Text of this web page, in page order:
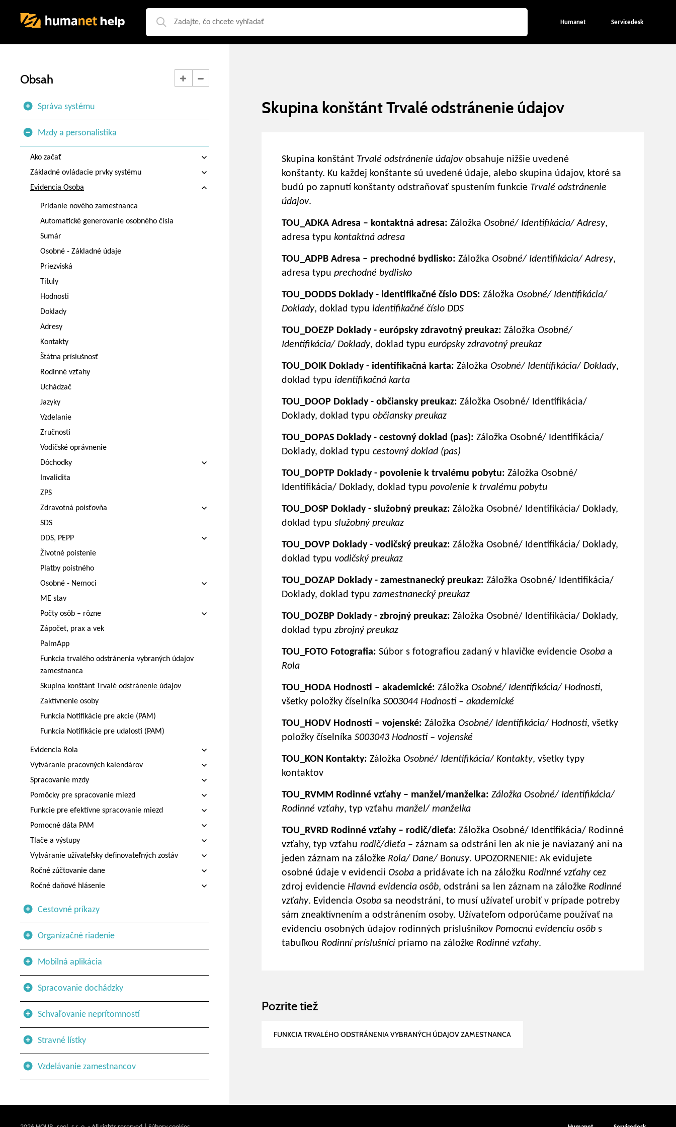
Humanet Servicedesk
Obsah
Správa systému
Mzdy a personalistika
Ako začať
Základné ovládacie prvky systému
Evidencia Osoba
Pridanie nového zamestnanca
Automatické generovanie osobného čísla
Sumár
Osobné - Základné údaje
Priezviská
Tituly
Hodnosti
Doklady
Adresy
Kontakty
Štátna príslušnosť
Rodinné vzťahy
Uchádzač
Jazyky
Vzdelanie
Zručnosti
Vodičské oprávnenie
Dôchodky
Invalidita
ZPS
Zdravotná poisťovňa
SDS
DDS, PEPP
Životné poistenie
Platby poistného
Osobné - Nemoci
ME stav
Počty osôb – rôzne
Zápočet, prax a vek
PalmApp
Funkcia trvalého odstránenia vybraných údajov
zamestnanca
Skupina konštánt Trvalé odstránenie údajov
Zaktívnenie osoby
Funkcia Notifikácie pre akcie (PAM)
Funkcia Notifikácie pre udalosti (PAM)
Evidencia Rola
Vytváranie pracovných kalendárov
Spracovanie mzdy
Pomôcky pre spracovanie miezd
Funkcie pre efektívne spracovanie miezd
Pomocné dáta PAM
Tlače a výstupy
Vytváranie užívateľsky definovateľných zostáv
Ročné zúčtovanie dane
Ročné daňové hlásenie
Cestovné príkazy
Organizačné riadenie
Mobilná aplikácia
Spracovanie dochádzky
Schvaľovanie neprítomností
Stravné lístky
Vzdelávanie zamestnancov
Skupina konštánt Trvalé odstránenie údajov
Skupina konštánt Trvalé odstránenie údajov obsahuje nižšie uvedené
konštanty. Ku každej konštante sú uvedené údaje, alebo skupina údajov, ktoré sa
budú po zapnutí konštanty odstraňovať spustením funkcie Trvalé odstránenie
údajov.
TOU_ADKA Adresa – kontaktná adresa: Záložka Osobné/ Identifikácia/ Adresy,
adresa typu kontaktná adresa
TOU_ADPB Adresa – prechodné bydlisko: Záložka Osobné/ Identifikácia/ Adresy,
adresa typu prechodné bydlisko
TOU_DODDS Doklady - identifikačné číslo DDS: Záložka Osobné/ Identifikácia/
Doklady, doklad typu identifikačné číslo DDS
TOU_DOEZP Doklady - európsky zdravotný preukaz: Záložka Osobné/
Identifikácia/ Doklady, doklad typu európsky zdravotný preukaz
TOU_DOIK Doklady - identifikačná karta: Záložka Osobné/ Identifikácia/ Doklady,
doklad typu identifikačná karta
TOU_DOOP Doklady - občiansky preukaz: Záložka Osobné/ Identifikácia/
Doklady, doklad typu občiansky preukaz
TOU_DOPAS Doklady - cestovný doklad (pas): Záložka Osobné/ Identifikácia/
Doklady, doklad typu cestovný doklad (pas)
TOU_DOPTP Doklady - povolenie k trvalému pobytu: Záložka Osobné/
Identifikácia/ Doklady, doklad typu povolenie k trvalému pobytu
TOU_DOSP Doklady - služobný preukaz: Záložka Osobné/ Identifikácia/ Doklady,
doklad typu služobný preukaz
TOU_DOVP Doklady - vodičský preukaz: Záložka Osobné/ Identifikácia/ Doklady,
doklad typu vodičský preukaz
TOU_DOZAP Doklady - zamestnanecký preukaz: Záložka Osobné/ Identifikácia/
Doklady, doklad typu zamestnanecký preukaz
TOU_DOZBP Doklady - zbrojný preukaz: Záložka Osobné/ Identifikácia/ Doklady,
doklad typu zbrojný preukaz
TOU_FOTO Fotografia: Súbor s fotografiou zadaný v hlavičke evidencie Osoba a
Rola
TOU_HODA Hodnosti – akademické: Záložka Osobné/ Identifikácia/ Hodnosti,
všetky položky číselníka S003044 Hodnosti – akademické
TOU_HODV Hodnosti – vojenské: Záložka Osobné/ Identifikácia/ Hodnosti, všetky
položky číselníka S003043 Hodnosti – vojenské
TOU_KON Kontakty: Záložka Osobné/ Identifikácia/ Kontakty, všetky typy
kontaktov
TOU_RVMM Rodinné vzťahy – manžel/manželka: Záložka Osobné/ Identifikácia/
Rodinné vzťahy, typ vzťahu manžel/ manželka
TOU_RVRD Rodinné vzťahy – rodič/dieťa: Záložka Osobné/ Identifikácia/ Rodinné
vzťahy, typ vzťahu rodič/dieťa – záznam sa odstráni len ak nie je naviazaný ani na
jeden záznam na záložke Rola/ Dane/ Bonusy. UPOZORNENIE: Ak evidujete
osobné údaje v evidencii Osoba a pridávate ich na záložku Rodinné vzťahy cez
zdroj evidencie Hlavná evidencia osôb, odstráni sa len záznam na záložke Rodinné
vzťahy. Evidencia Osoba sa neodstráni, to musí užívateľ urobiť v prípade potreby
sám zneaktívnením a odstránením osoby. Užívateľom odporúčame používať na
evidenciu osobných údajov rodinných príslušníkov Pomocnú evidenciu osôb s
tabuľkou Rodinní príslušníci priamo na záložke Rodinné vzťahy.
Pozrite tiež
FUNKCIA TRVALÉHO ODSTRÁNENIA VYBRANÝCH ÚDAJOV ZAMESTNANCA